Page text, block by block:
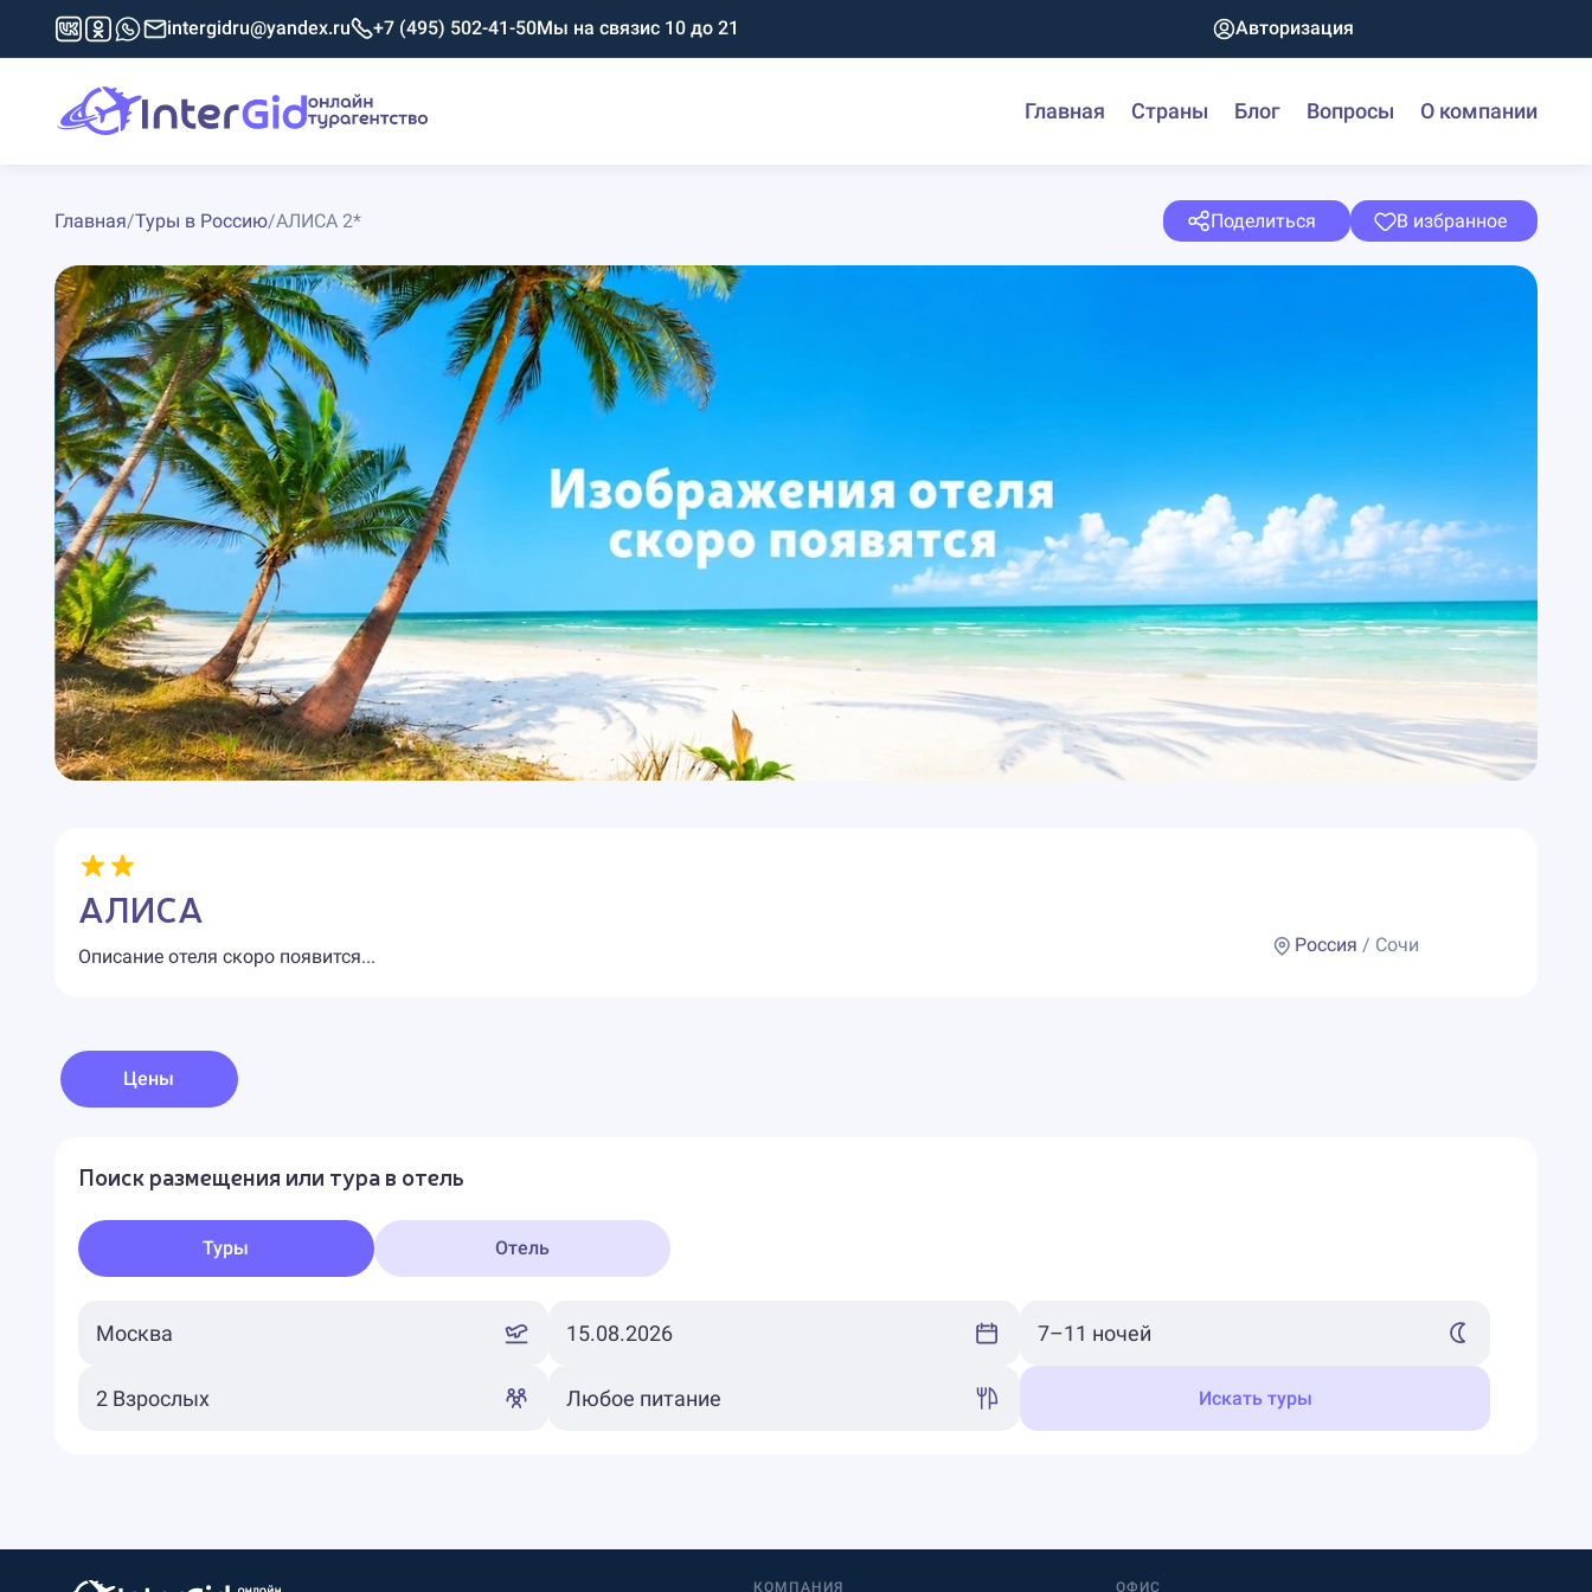
intergidru@yandex.ru +7 (495) 502-41-50Мы на связис 10 до 21 Авторизация
Главная Страны Блог Вопросы О компании
Главная/Туры в Россию/АЛИСА 2* Поделиться В избранное
АЛИСА
Описание отеля скоро появится...
Россия / Сочи
Цены
Поиск размещения или тура в отель
Туры Отель
Искать туры
КОМПАНИЯ ОФИС